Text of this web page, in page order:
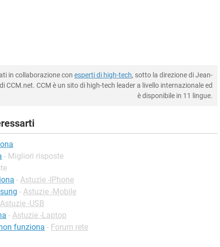
in collaborazione con esperti di high-tech, sotto la direzione di Jean-
CCM.net. CCM è un sito di high-tech leader a livello internazionale ed
è disponibile in 11 lingue.
- Migliori risposte
- Astuzie -IPhone
- Astuzie -Mobile
Astuzie -USB
- Astuzie -Laptop
funziona - Forum rete